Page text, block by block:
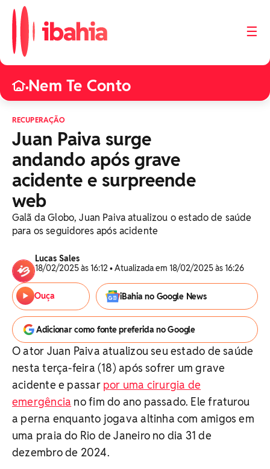
☰
•Nem Te Conto
RECUPERAÇÃO
Juan Paiva surge
andando após grave
acidente e surpreende
web
Galã da Globo, Juan Paiva atualizou o estado de saúde
para os seguidores após acidente
Lucas Sales
18/02/2025 às 16:12 • Atualizada em 18/02/2025 às 16:26
Ouça iBahia no Google News
Adicionar como fonte preferida no Google
O ator Juan Paiva atualizou seu estado de saúde
nesta terça-feira (18) após sofrer um grave
acidente e passar por uma cirurgia de
emergência no fim do ano passado. Ele fraturou
a perna enquanto jogava altinha com amigos em
uma praia do Rio de Janeiro no dia 31 de
dezembro de 2024.